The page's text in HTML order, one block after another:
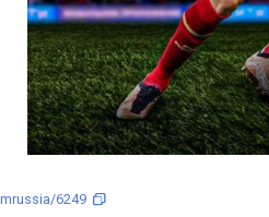
6249